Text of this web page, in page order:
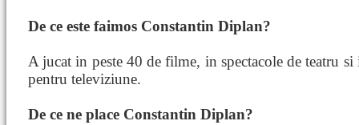
De ce este faimos Constantin Diplan?
A jucat in peste 40 de filme, in spectacole de teatru
pentru televiziune.
De ce ne place Constantin Diplan?